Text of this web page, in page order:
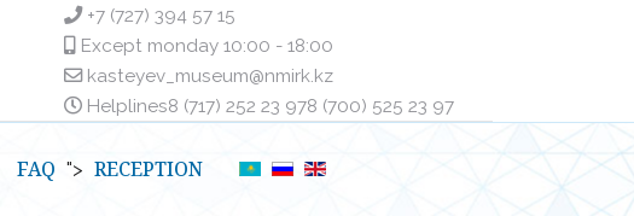
+7 (727) 394 57 15
Except monday 10:00 - 18:00
kasteyev_museum@nmirk.kz
Helplinesㅤ8 (717) 252 23 97ㅤㅤ8 (700) 525 23 97
FAQ "> RECEPTION